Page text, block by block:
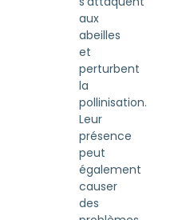
aux
abeilles
et
perturbent
la
pollinisation.
Leur
présence
peut
également
causer
des